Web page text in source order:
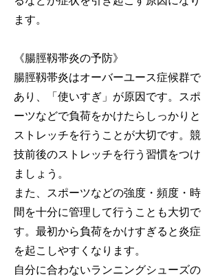
ます。
《腸脛靱帯炎の予防》
腸脛靱帯炎はオーバーユース症候群で
あり、「使いすぎ」が原因です。スポ
ーツなどで負荷をかけたらしっかりと
ストレッチを行うことが大切です。競
技前後のストレッチを行う習慣をつけ
ましょう。
また、スポーツなどの強度・頻度・時
間を十分に管理して行うことも大切で
す。最初から負荷をかけすぎると炎症
を起こしやすくなります。
自分に合わないランニングシューズの